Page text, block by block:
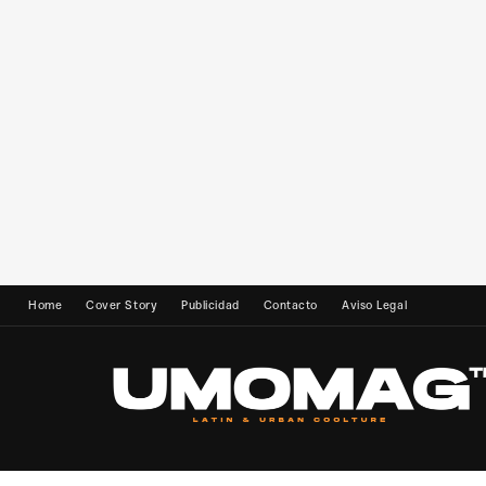
Home Cover Story Publicidad Contacto Aviso Legal